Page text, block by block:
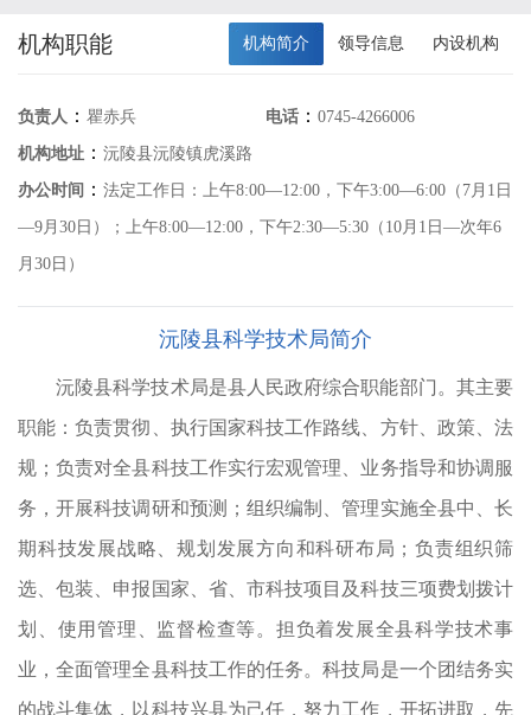
机构职能 机构简介 领导信息 内设机构
负责人 ： 瞿赤兵 电话 ： 0745-4266006
机构地址 ： 沅陵县沅陵镇虎溪路
办公时间 ： 法定工作日：上午8:00—12:00，下午3:00—6:00（7月1日
—9月30日）；上午8:00—12:00，下午2:30—5:30（10月1日—次年6
月30日）
沅陵县科学技术局简介
沅陵县科学技术局是县人民政府综合职能部门。其主要
职能：负责贯彻、执行国家科技工作路线、方针、政策、法
规；负责对全县科技工作实行宏观管理、业务指导和协调服
务，开展科技调研和预测；组织编制、管理实施全县中、长
期科技发展战略、规划发展方向和科研布局；负责组织筛
选、包装、申报国家、省、市科技项目及科技三项费划拨计
划、使用管理、监督检查等。担负着发展全县科学技术事
业，全面管理全县科技工作的任务。科技局是一个团结务实
的战斗集体，以科技兴县为己任，努力工作，开拓进取，先